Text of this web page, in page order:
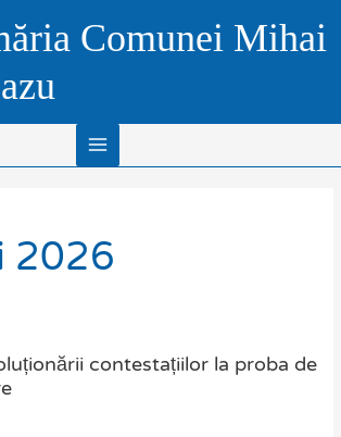
Comunei Mihai
Menu
2026
contestațiilor la proba de